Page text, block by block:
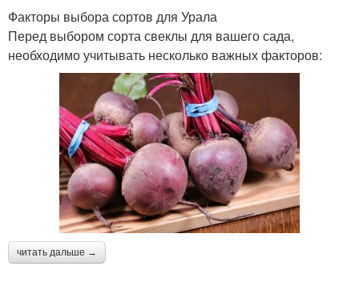
Факторы выбора сортов для Урала
Перед выбором сорта свеклы для вашего сада,
необходимо учитывать несколько важных факторов:
читать дальше →